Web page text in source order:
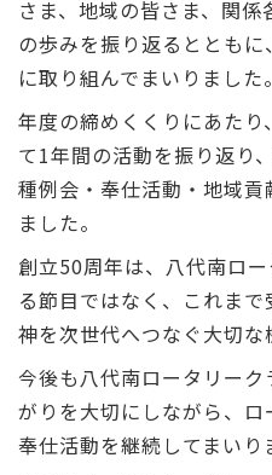
さま、地域の皆さま、関
の歩みを振り返るととも
に取り組んでまいりました。
年度の締めくくりにあた
て1年間の活動を振り返り
種例会・奉仕活動・地域
ました。
創立50周年は、八代南ロ
る節目ではなく、これま
神を次世代へつなぐ大切な
今後も八代南ロータリー
がりを大切にしながら、
奉仕活動を継続してまいり